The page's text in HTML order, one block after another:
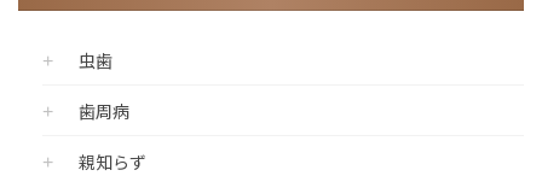
虫歯
歯周病
親知らず